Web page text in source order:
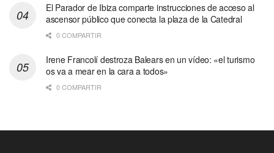
El Parador de Ibiza comparte instrucciones de acceso al
ascensor público que conecta la plaza de la Catedral
0 COMPARTIR
Irene Francolí destroza Balears en un vídeo: «el turismo
os va a mear en la cara a todos»
0 COMPARTIR